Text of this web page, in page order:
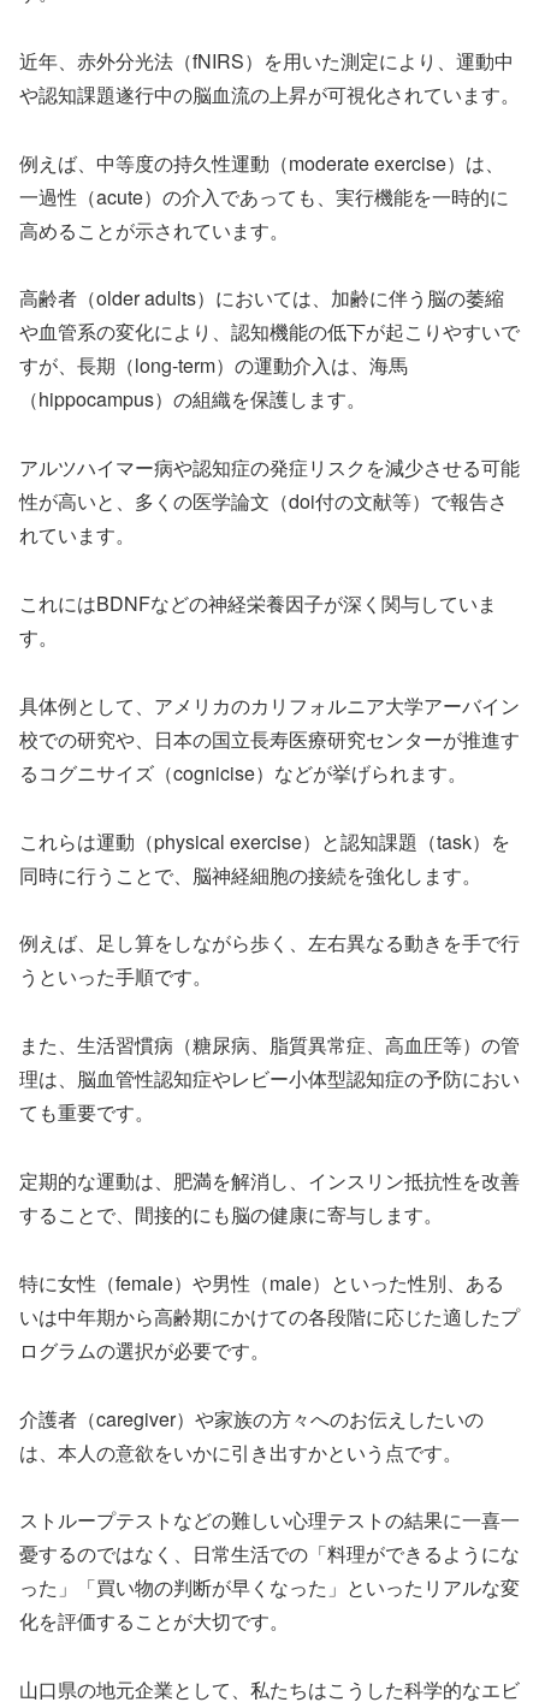
近年、赤外分光法（fNIRS）を用いた測定により、運動中
や認知課題遂行中の脳血流の上昇が可視化されています。
例えば、中等度の持久性運動（moderate exercise）は、
一過性（acute）の介入であっても、実行機能を一時的に
高めることが示されています。
高齢者（older adults）においては、加齢に伴う脳の萎縮
や血管系の変化により、認知機能の低下が起こりやすいで
すが、長期（long-term）の運動介入は、海馬
（hippocampus）の組織を保護します。
アルツハイマー病や認知症の発症リスクを減少させる可能
性が高いと、多くの医学論文（doi付の文献等）で報告さ
れています。
これにはBDNFなどの神経栄養因子が深く関与していま
す。
具体例として、アメリカのカリフォルニア大学アーバイン
校での研究や、日本の国立長寿医療研究センターが推進す
るコグニサイズ（cognicise）などが挙げられます。
これらは運動（physical exercise）と認知課題（task）を
同時に行うことで、脳神経細胞の接続を強化します。
例えば、足し算をしながら歩く、左右異なる動きを手で行
うといった手順です。
また、生活習慣病（糖尿病、脂質異常症、高血圧等）の管
理は、脳血管性認知症やレビー小体型認知症の予防におい
ても重要です。
定期的な運動は、肥満を解消し、インスリン抵抗性を改善
することで、間接的にも脳の健康に寄与します。
特に女性（female）や男性（male）といった性別、ある
いは中年期から高齢期にかけての各段階に応じた適したプ
ログラムの選択が必要です。
介護者（caregiver）や家族の方々へのお伝えしたいの
は、本人の意欲をいかに引き出すかという点です。
ストループテストなどの難しい心理テストの結果に一喜一
憂するのではなく、日常生活での「料理ができるようにな
った」「買い物の判断が早くなった」といったリアルな変
化を評価することが大切です。
山口県の地元企業として、私たちはこうした科学的なエビ